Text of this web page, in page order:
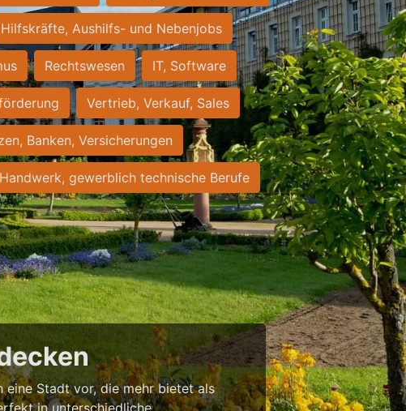
Hilfskräfte, Aushilfs- und Nebenjobs
Rechtswesen IT, Software
Vertrieb, Verkauf, Sales
Banken, Versicherungen
Handwerk, gewerblich technische Berufe
eine Stadt vor, die mehr bietet als